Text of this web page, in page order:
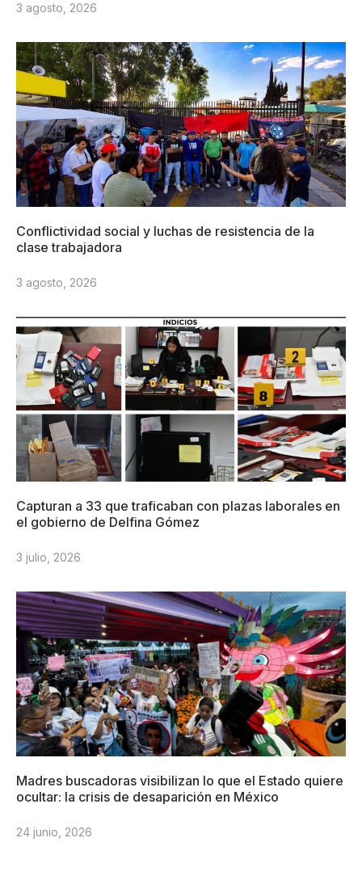
3 agosto, 2026
Conflictividad social y luchas de resistencia de la
clase trabajadora
3 agosto, 2026
Capturan a 33 que traficaban con plazas laborales en
el gobierno de Delfina Gómez
3 julio, 2026
Madres buscadoras visibilizan lo que el Estado quiere
ocultar: la crisis de desaparición en México
24 junio, 2026